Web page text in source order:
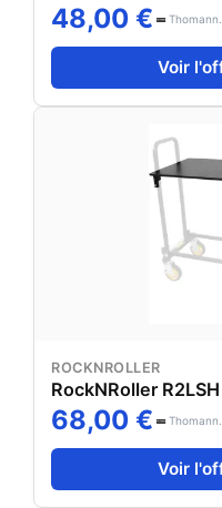
48,00 €
Voir
ROCKNROLLER
RockNRoller
68,00 €
Voir